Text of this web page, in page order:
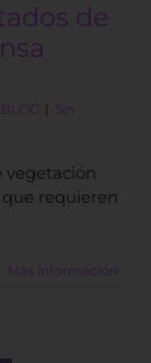
de
BLOG | Sin
vegetación
requieren
Más información